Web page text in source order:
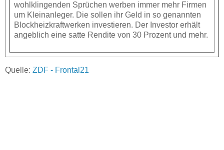
wohlklingenden Sprüchen werben immer mehr Firmen
um Kleinanleger. Die sollen ihr Geld in so genannten
Blockheizkraftwerken investieren. Der Investor erhält
angeblich eine satte Rendite von 30 Prozent und mehr.
Quelle: ZDF - Frontal21